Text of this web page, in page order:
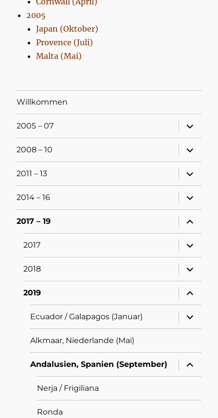
2005
Japan (Oktober)
Provence (Juli)
Malta (Mai)
Willkommen
2005 – 07
öffnen
2008 – 10
öffnen
2011 – 13
öffnen
2014 – 16
öffnen
2017 – 19
öffnen
2017
öffnen
2018
öffnen
2019
öffnen
Ecuador / Galapagos (Januar)
öffnen
Alkmaar, Niederlande (Mai)
Andalusien, Spanien (September)
öffnen
Nerja / Frigiliana
Ronda